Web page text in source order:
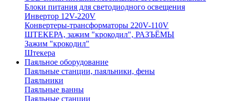
Блоки питания для светодиодного освещения
Инвертор 12V-220V
Конвертеры-трансформаторы 220V-110V
ШТЕКЕРА, зажим "крокодил", РАЗЪЁМЫ
Зажим "крокодил"
Штекера
Паяльное оборудование
Паяльные станции, паяльники, фены
Паяльники
Паяльные ванны
Паяльные станции